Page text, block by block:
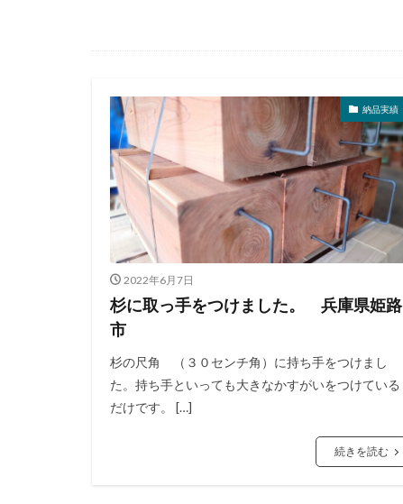
納品実績
2022年6月7日
杉に取っ手をつけました。 兵庫県姫路
市
杉の尺角 （３０センチ角）に持ち手をつけまし
た。持ち手といっても大きなかすがいをつけている
だけです。 […]
続きを読む